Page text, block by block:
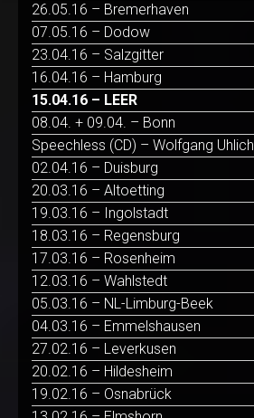
26.05.16 – Bremerhaven
07.05.16 – Dodow
23.04.16 – Salzgitter
16.04.16 – Hamburg
15.04.16 – LEER
08.04. + 09.04. – Bonn
Speechless (CD) – Wolfgang Uhlich
02.04.16 – Duisburg
20.03.16 – Altoetting
19.03.16 – Ingolstadt
18.03.16 – Regensburg
17.03.16 – Rosenheim
12.03.16 – Wahlstedt
05.03.16 – NL-Limburg-Beek
04.03.16 – Emmelshausen
27.02.16 – Leverkusen
20.02.16 – Hildesheim
19.02.16 – Osnabrück